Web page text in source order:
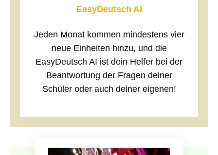
EasyDeutsch AI
Jeden Monat kommen mindestens vier
neue Einheiten hinzu, und die
EasyDeutsch AI ist dein Helfer bei der
Beantwortung der Fragen deiner
Schüler oder auch deiner eigenen!